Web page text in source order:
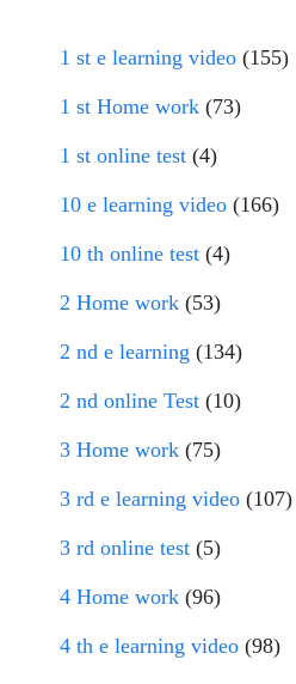
1 st e learning video (155)
1 st Home work (73)
1 st online test (4)
10 e learning video (166)
10 th online test (4)
2 Home work (53)
2 nd e learning (134)
2 nd online Test (10)
3 Home work (75)
3 rd e learning video (107)
3 rd online test (5)
4 Home work (96)
4 th e learning video (98)